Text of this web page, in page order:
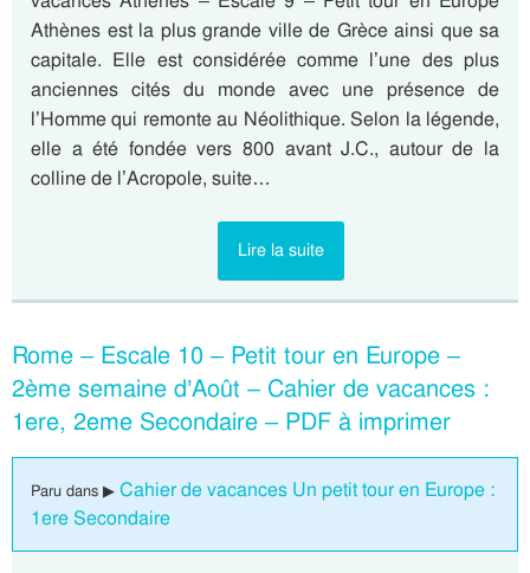
Athènes est la plus grande ville de Grèce ainsi que sa
capitale. Elle est considérée comme l’une des plus
anciennes cités du monde avec une présence de
l’Homme qui remonte au Néolithique. Selon la légende,
elle a été fondée vers 800 avant J.C., autour de la
colline de l’Acropole, suite…
Lire la suite
Rome – Escale 10 – Petit tour en Europe –
2ème semaine d’Août – Cahier de vacances :
1ere, 2eme Secondaire – PDF à imprimer
Paru dans ▶ Cahier de vacances Un petit tour en Europe :
1ere Secondaire